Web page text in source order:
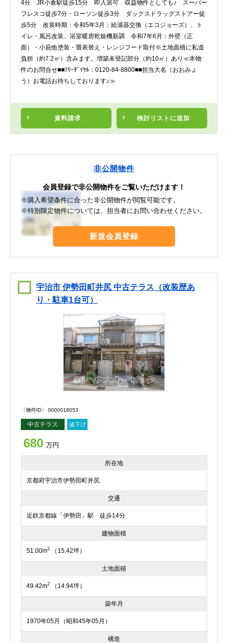
資料請求 検討リスト に追加
4分 JR小倉駅徒歩15分 即入居可 収益物件としても♪ スーパー
フレスコ徒歩7分・ローソン徒歩3分 ダックスドラッグストアー徒
歩5分 改装時期：令和5年3月：給湯器交換（エコジョーズ）、ト
イレ・風呂改装、浴室暖房乾燥機新調 令和7年6月：外壁（正
面）・小庇他塗装・畳表替え・レンジフード取付※土地面積に私道
負担（約7.2㎡）含みます。増築未登記部分（約10㎡）あり≪本物
件のお問合せ■■ﾌﾘｰﾀﾞｲﾔﾙ：0120-84-8800■■担当大名（おおみょ
う）お電話お待ちしております♪≫
非公開物件
会員登録で非公開物件をご覧いただけます！
※購入希望条件に合った非公開物件が閲覧可能です。
※特別限定物件については、担当者にお問い合わせください。
新規会員登録
宇治市 伊勢田町井尻 中古テラス（改装歴あ
り・駐車1台可）
〔物件ID〕 0000018053
中古テラス 値下げ
680 万円
所在地
京都府宇治市伊勢田町井尻
交通
近鉄京都線「伊勢田」駅 徒歩14分
建物面積
51.00m2 （15.42坪）
土地面積
49.42m2 （14.94坪）
築年月
1970年05月（昭和45年05月）
構造